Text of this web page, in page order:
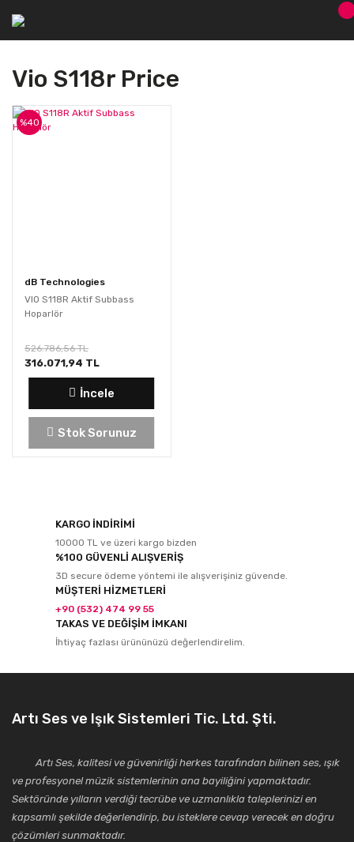
Vio S118r Price
dB Technologies
VIO S118R Aktif Subbass
Hoparlör
%40
526.786,56 TL
316.071,94 TL
İncele
Stok Sorunuz
KARGO İNDİRİMİ
10000 TL ve üzeri kargo bizden
%100 GÜVENLİ ALIŞVERİŞ
3D secure ödeme yöntemi ile alışverişiniz güvende.
MÜŞTERİ HİZMETLERİ
+90 (532) 474 99 55
TAKAS VE DEĞİŞİM İMKANI
İhtiyaç fazlası ürününüzü değerlendirelim.
Artı Ses ve Işık Sistemleri Tic. Ltd. Şti.
Artı Ses, kalitesi ve güvenirliği herkes tarafından bilinen ses, ışık
ve profesyonel müzik sistemlerinin ana bayiliğini yapmaktadır.
Sektöründe yılların verdiği tecrübe ve uzmanlıkla taleplerinizi en
kapsamlı şekilde değerlendirip, bu isteklere cevap verecek en doğru
çözümleri sunmaktadır.